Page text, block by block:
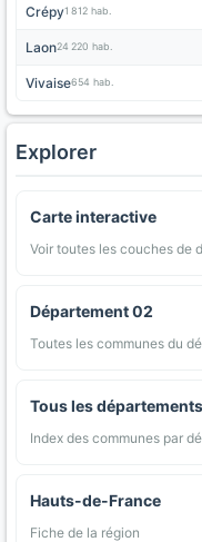
Crépy1 812 hab.
Laon24 220 hab.
Vivaise654 hab.
Explorer
Carte interactive
Voir toutes les couches de
Département 02
Toutes les communes du
Tous les départements
Index des communes par
Hauts-de-France
Fiche de la région